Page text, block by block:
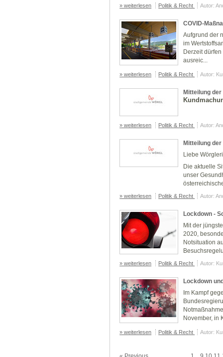
» weiterlesen Politik & Recht Autor:
COVID-
Aufgrund der
im
Derzeit
ausreic...
» weiterlesen Politik & Recht Autor:
Mitteilung
» weiterlesen Politik & Recht Autor:
Mitteilung
Liebe
Die aktuelle
unser
» weiterlesen Politik & Recht Autor:
Lockdown -
Mit der
2020,
Notsituation
» weiterlesen Politik & Recht Autor:
Lockdown
Im Kampf
November, in
» weiterlesen Politik & Recht Autor: